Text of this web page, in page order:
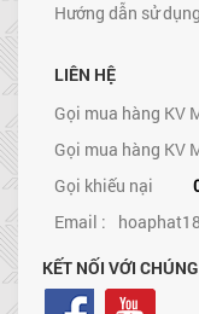
Hướng dẫn sử
LIÊN HỆ
Gọi mua hàng KV
Gọi mua hàng KV
Gọi khiếu nại
Email :
KẾT NỐI VỚI